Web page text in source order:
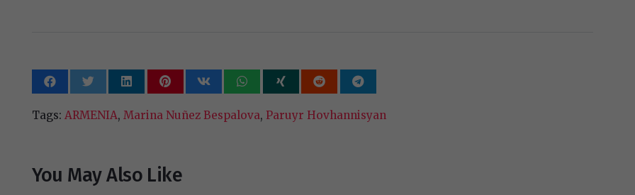
Tags: ARMENIA, Marina Nuñez Bespalova, Paruyr Hovhannisyan
You May Also Like